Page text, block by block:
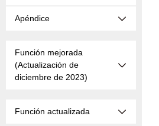
Apéndice
Función mejorada
(Actualización de
diciembre de 2023)
Función actualizada